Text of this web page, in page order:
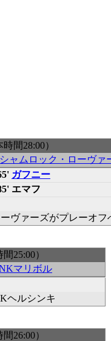
間28:00）
シャムロック・ローヴァ
ガフニー
エマフ
ヴァーズがプレーオフ
25:00）
マリボル
ヘルシンキ
26:00）